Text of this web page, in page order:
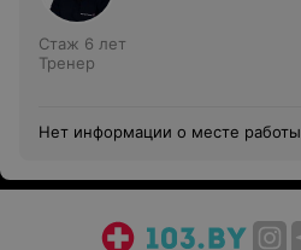
Стаж 6 лет
Тренер
Нет информации о месте работы